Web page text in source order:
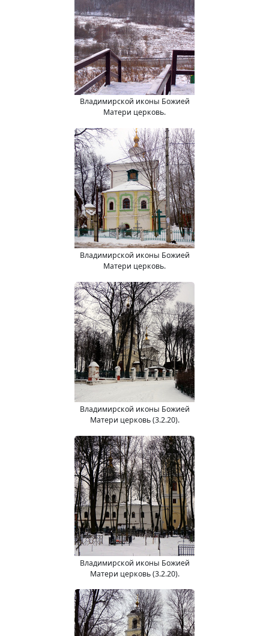
Владимирской иконы Божией
Матери церковь.
Владимирской иконы Божией
Матери церковь.
Владимирской иконы Божией
Матери церковь (3.2.20).
Владимирской иконы Божией
Матери церковь (3.2.20).